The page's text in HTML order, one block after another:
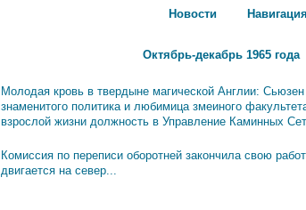
Новости Навигация
Октябрь-декабрь 1965 года
Молодая кровь в твердыне магической Англии:
знаменитого политика и любимица змеиного
взрослой жизни должность в Управление Каминных
Комиссия по переписи оборотней закончила свою
двигается на север...